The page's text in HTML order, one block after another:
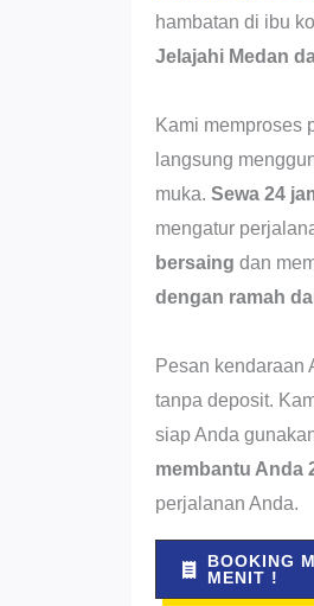
hambatan di ibu
Jelajahi Medan
Kami memproses
langsung
muka. Sewa 24
mengatur
bersaing dan
dengan ramah
Pesan kendaraan
tanpa deposit.
siap Anda
membantu Anda
perjalanan Anda.
BOOKING
MENIT !